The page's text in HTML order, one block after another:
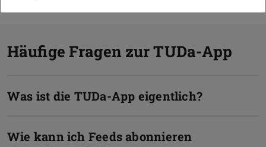
Häufige Fragen zur TUDa-App
Was ist die TUDa-App eigentlich?
Wie kann ich Feeds abonnieren